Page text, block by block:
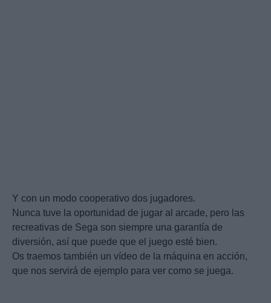
Y con un modo cooperativo dos jugadores.
Nunca tuve la oportunidad de jugar al arcade, pero las
recreativas de Sega son siempre una garantía de
diversión, así que puede que el juego esté bien.
Os traemos también un vídeo de la máquina en acción,
que nos servirá de ejemplo para ver como se juega.